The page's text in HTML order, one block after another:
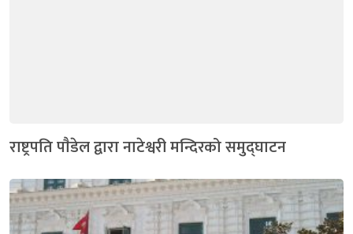
राष्ट्रपति पाैडेल द्वारा नाटेश्वरी मन्दिरको समुद्घाटन